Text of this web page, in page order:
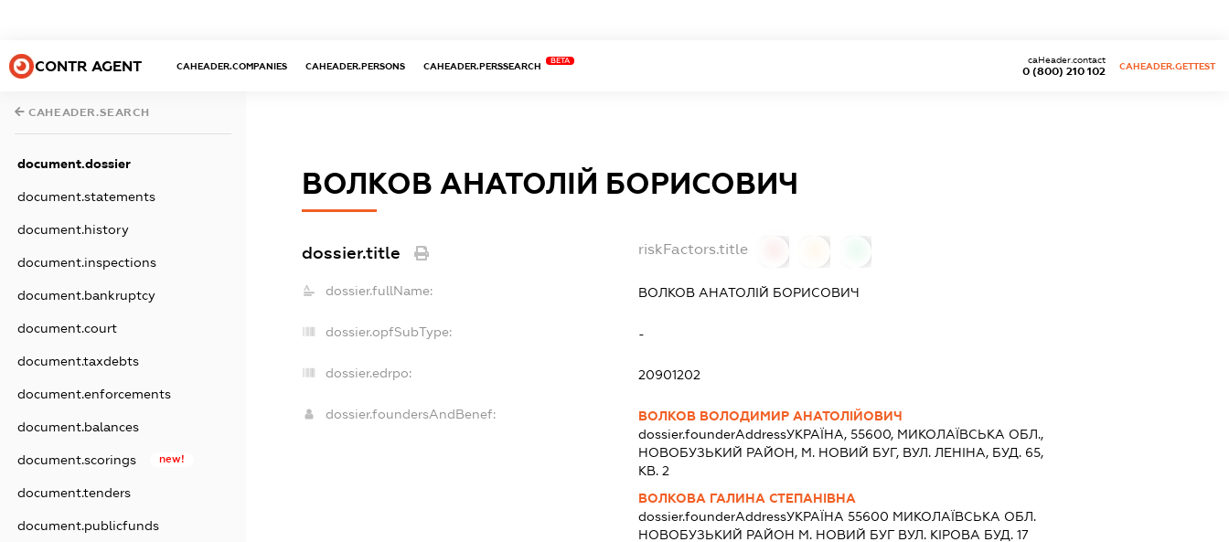
CONTR AGENT CAHEADER.COMPANIES CAHEADER.PERSONS CAHEADER.PERSSEARCH
BETA
0 (800) 210 102
caHeader.contact
CAHEADER.GETTEST
CAHEADER.SEARCH
document.dossier
document.statements
document.history
document.inspections
document.bankruptcy
document.court
document.taxdebts
document.enforcements
document.balances
document.scorings new!
document.tenders
document.publicfunds
ВОЛКОВ АНАТОЛІЙ БОРИСОВИЧ
dossier.title riskFactors.title
dossier.fullName: ВОЛКОВ АНАТОЛІЙ БОРИСОВИЧ
dossier.opfSubType: -
dossier.edrpo: 20901202
dossier.foundersAndBenef:
ВОЛКОВ ВОЛОДИМИР АНАТОЛІЙОВИЧ
dossier.founderAddressУКРАЇНА, 55600, МИКОЛАЇВСЬКА ОБЛ.,
НОВОБУЗЬКИЙ РАЙОН, М. НОВИЙ БУГ, ВУЛ. ЛЕНІНА, БУД. 65,
КВ. 2
ВОЛКОВА ГАЛИНА СТЕПАНІВНА
dossier.founderAddressУКРАЇНА 55600 МИКОЛАЇВСЬКА ОБЛ.
НОВОБУЗЬКИЙ РАЙОН М. НОВИЙ БУГ ВУЛ. КІРОВА БУД. 17